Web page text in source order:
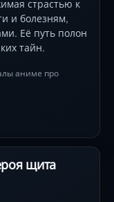
страстью к
и болезням,
Её путь полон
тайн.
аниме про
щита